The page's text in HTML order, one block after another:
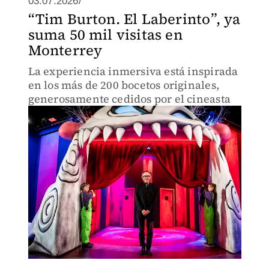
“Tim Burton. El Laberinto”, ya
suma 50 mil visitas en
Monterrey
La experiencia inmersiva está inspirada
en los más de 200 bocetos originales,
generosamente cedidos por el cineasta